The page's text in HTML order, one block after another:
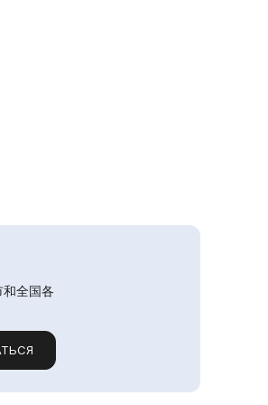
全国各